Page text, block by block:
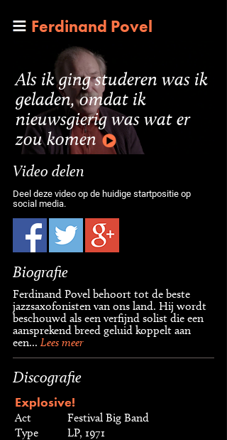
Ferdinand Povel
Als ik ging studeren was ik
geladen, omdat ik
nieuwsgierig was wat er
zou komen
Video delen
Deel deze video op de huidige startpositie op
social media.
Biografie
Ferdinand Povel behoort tot de beste
jazzsaxofonisten van ons land. Hij wordt
beschouwd als een verfijnd solist die een
aansprekend breed geluid koppelt aan
een... Lees meer
Discografie
Explosive!
Act
Festival Big Band
Type
LP, 1971